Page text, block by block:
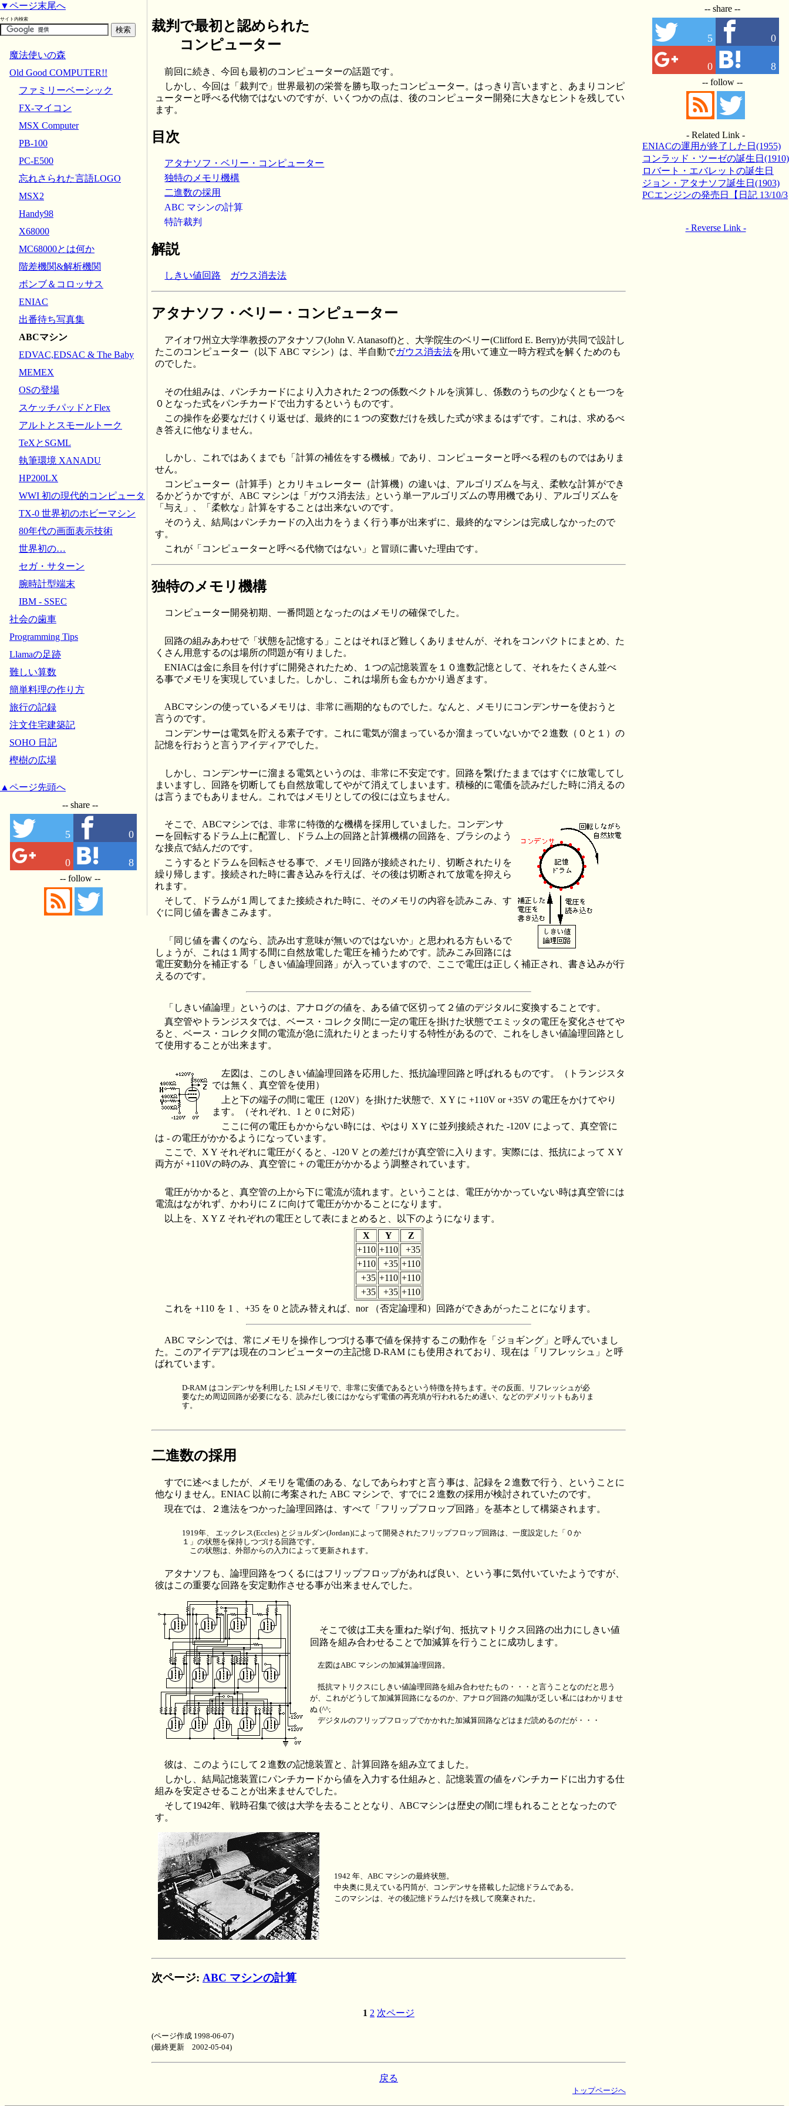
裁判で最初と認められた
コンピューター
前回に続き、今回も最初のコンピューターの話題です。
しかし、今回は「裁判で」世界最初の栄誉を勝ち取ったコンピューター。はっきり言いますと、あまりコンピ
ューターと呼べる代物ではないのですが、いくつかの点は、後のコンピューター開発に大きなヒントを残してい
ます。
目次
アタナソフ・ベリー・コンピューター
独特のメモリ機構
二進数の採用
ABC マシンの計算
特許裁判
解説
しきい値回路 ガウス消去法
アタナソフ・ベリー・コンピューター
アイオワ州立大学準教授のアタナソフ(John V. Atanasoff)と、大学院生のベリー(Clifford E. Berry)が共同で設計し
たこのコンピューター（以下 ABC マシン）は、半自動でガウス消去法を用いて連立一時方程式を解くためのも
のでした。
その仕組みは、パンチカードにより入力された２つの係数ベクトルを演算し、係数のうちの少なくとも一つを
０となった式をパンチカードで出力するというものです。
この操作を必要なだけくり返せば、最終的に１つの変数だけを残した式が求まるはずです。これは、求めるべ
き答えに他なりません。
しかし、これではあくまでも「計算の補佐をする機械」であり、コンピューターと呼べる程のものではありま
せん。
コンピューター（計算手）とカリキュレーター（計算機）の違いは、アルゴリズムを与え、柔軟な計算ができ
るかどうかですが、ABC マシンは「ガウス消去法」という単一アルゴリズムの専用機であり、アルゴリズムを
「与え」、「柔軟な」計算をすることは出来ないのです。
そのうえ、結局はパンチカードの入出力をうまく行う事が出来ずに、最終的なマシンは完成しなかったので
す。
これが「コンピューターと呼べる代物ではない」と冒頭に書いた理由です。
独特のメモリ機構
コンピューター開発初期、一番問題となったのはメモリの確保でした。
回路の組みあわせで「状態を記憶する」ことはそれほど難しくありませんが、それをコンパクトにまとめ、た
くさん用意するのは場所の問題が有りました。
ENIACは金に糸目を付けずに開発されたため、１つの記憶装置を１０進数記憶として、それをたくさん並べ
る事でメモリを実現していました。しかし、これは場所も金もかかり過ぎます。
ABCマシンの使っているメモリは、非常に画期的なものでした。なんと、メモリにコンデンサーを使おうと
言うのです。
コンデンサーは電気を貯える素子です。これに電気が溜まっているか溜まっていないかで２進数（０と１）の
記憶を行おうと言うアイディアでした。
しかし、コンデンサーに溜まる電気というのは、非常に不安定です。回路を繋げたままではすぐに放電してし
まいますし、回路を切断しても自然放電してやがて消えてしまいます。積極的に電価を読みだした時に消えるの
は言うまでもありません。これではメモリとしての役には立ちません。
そこで、ABCマシンでは、非常に特徴的な機構を採用していました。コンデンサ
ーを回転するドラム上に配置し、ドラム上の回路と計算機構の回路を、ブラシのよう
な接点で結んだのです。
こうするとドラムを回転させる事で、メモリ回路が接続されたり、切断されたりを
繰り帰します。接続された時に書き込みを行えば、その後は切断されて放電を抑えら
れます。
そして、ドラムが１周してまた接続された時に、そのメモリの内容を読みこみ、す
ぐに同じ値を書きこみます。
「同じ値を書くのなら、読み出す意味が無いのではないか」と思われる方もいるで
しょうが、これは１周する間に自然放電した電圧を補うためです。読みこみ回路には
電圧変動分を補正する「しきい値論理回路」が入っていますので、ここで電圧は正しく補正され、書き込みが行
えるのです。
「しきい値論理」というのは、アナログの値を、ある値で区切って２値のデジタルに変換することです。
真空管やトランジスタでは、ベース・コレクタ間に一定の電圧を掛けた状態でエミッタの電圧を変化させてや
ると、ベース・コレクタ間の電流が急に流れたりとまったりする特性があるので、これをしきい値論理回路とし
て使用することが出来ます。
左図は、このしきい値論理回路を応用した、抵抗論理回路と呼ばれるものです。（トランジスタ
では無く、真空管を使用）
上と下の端子の間に電圧（120V）を掛けた状態で、X Y に +110V or +35V の電圧をかけてやり
ます。（それぞれ、1 と 0 に対応）
ここに何の電圧もかからない時には、やはり X Y に並列接続された -120V によって、真空管に
は - の電圧がかかるようになっています。
ここで、X Y それぞれに電圧がくると、-120 V との差だけが真空管に入ります。実際には、抵抗によって X Y
両方が +110Vの時のみ、真空管に + の電圧がかかるよう調整されています。
電圧がかかると、真空管の上から下に電流が流れます。ということは、電圧がかかっていない時は真空管には
電流はながれず、かわりに Z に向けて電圧がかかることになります。
以上を、X Y Z それぞれの電圧として表にまとめると、以下のようになります。
X
Y
Z
+110 +110
+35
+110
+35 +110
+35 +110 +110
+35
+35 +110
これを +110 を 1 、+35 を 0 と読み替えれば、nor （否定論理和）回路ができあがったことになります。
ABC マシンでは、常にメモリを操作しつづける事で値を保持するこの動作を「ジョギング」と呼んでいまし
た。このアイデアは現在のコンピューターの主記憶 D-RAM にも使用されており、現在は「リフレッシュ」と呼
ばれています。
D-RAM はコンデンサを利用した LSI メモリで、非常に安価であるという特徴を持ちます。その反面、リフレッシュが必
要なため周辺回路が必要になる、読みだし後にはかならず電価の再充填が行われるため遅い、などのデメリットもありま
す。
二進数の採用
すでに述べましたが、メモリを電価のある、なしであらわすと言う事は、記録を２進数で行う、ということに
他なりません。ENIAC 以前に考案された ABC マシンで、すでに２進数の採用が検討されていたのです。
現在では、２進法をつかった論理回路は、すべて「フリップフロップ回路」を基本として構築されます。
1919年、 エックレス(Eccles) とジョルダン(Jordan)によって開発されたフリップフロップ回路は、一度設定した「０か
１」の状態を保持しつづける回路です。
この状態は、外部からの入力によって更新されます。
アタナソフも、論理回路をつくるにはフリップフロップがあれば良い、という事に気付いていたようですが、
彼はこの重要な回路を安定動作させる事が出来ませんでした。
そこで彼は工夫を重ねた挙げ句、抵抗マトリクス回路の出力にしきい値
回路を組み合わせることで加減算を行うことに成功します。
左図はABC マシンの加減算論理回路。
抵抗マトリクスにしきい値論理回路を組み合わせたもの・・・と言うことなのだと思う
が、これがどうして加減算回路になるのか、アナログ回路の知識が乏しい私にはわかりませ
ぬ (^^;
デジタルのフリップフロップでかかれた加減算回路などはまだ読めるのだが・・・
彼は、このようにして２進数の記憶装置と、計算回路を組み立てました。
しかし、結局記憶装置にパンチカードから値を入力する仕組みと、記憶装置の値をパンチカードに出力する仕
組みを安定させることが出来ませんでした。
そして1942年、戦時召集で彼は大学を去ることとなり、ABCマシンは歴史の闇に埋もれることとなったので
す。
1942 年、ABC マシンの最終状態。
中央奥に見えている円筒が、コンデンサを搭載した記憶ドラムである。
このマシンは、その後記憶ドラムだけを残して廃棄された。
次ページ: ABC マシンの計算
1 2 次ページ
(ページ作成 1998-06-07)
(最終更新 2002-05-04)
戻る
トップページへ
-- share --
5 0
0 8
-- follow --
- Related Link -
ENIACの運用が終了した日(1955)
【日記 13/10/02】
コンラッド・ツーゼの誕生日(1910)
【日記 14/06/22】
ロバート・エバレットの誕生日
【日記 14/06/26】
ジョン・アタナソフ誕生日(1903)
【日記 13/10/04】
PCエンジンの発売日【日記 13/10/3
- Reverse Link -
▼ページ末尾へ
サイト内検索
魔法使いの森
Old Good COMPUTER!!
ファミリーベーシック
FX-マイコン
MSX Computer
PB-100
PC-E500
忘れさられた言語LOGO
MSX2
Handy98
X68000
MC68000とは何か
階差機関&解析機関
ボンブ＆コロッサス
ENIAC
出番待ち写真集
ABCマシン
EDVAC,EDSAC & The Baby
MEMEX
OSの登場
スケッチパッドとFlex
アルトとスモールトーク
TeXとSGML
執筆環境 XANADU
HP200LX
WWI 初の現代的コンピュータ
TX-0 世界初のホビーマシン
80年代の画面表示技術
世界初の…
セガ・サターン
腕時計型端末
IBM - SSEC
社会の歯車
Programming Tips
Llamaの足跡
難しい算数
簡単料理の作り方
旅行の記録
注文住宅建築記
SOHO 日記
樫樹の広場
▲ページ先頭へ
-- share --
5 0
0 8
-- follow --